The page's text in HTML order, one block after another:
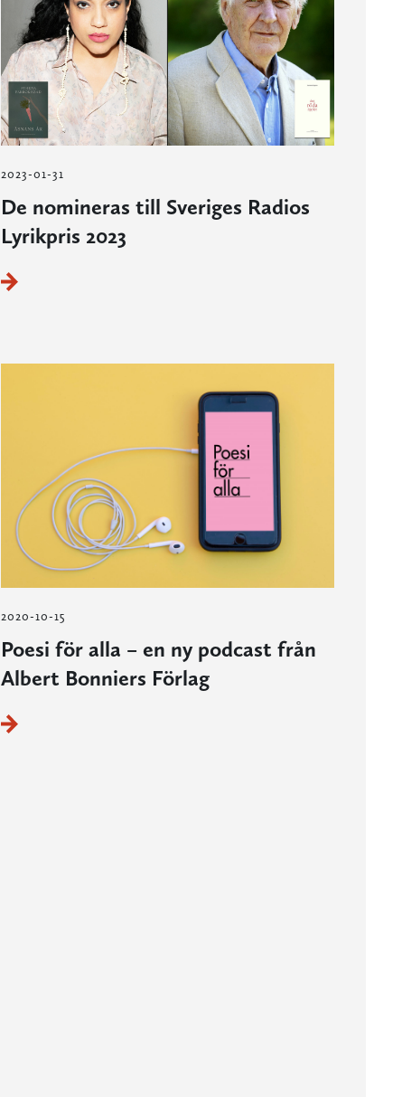
2023-01-31
De nomineras till Sveriges Radios
Lyrikpris 2023
2020-10-15
Poesi för alla – en ny podcast från
Albert Bonniers Förlag